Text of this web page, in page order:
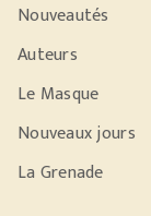
Nouveautés
Auteurs
Le Masque
Nouveaux jours
La Grenade